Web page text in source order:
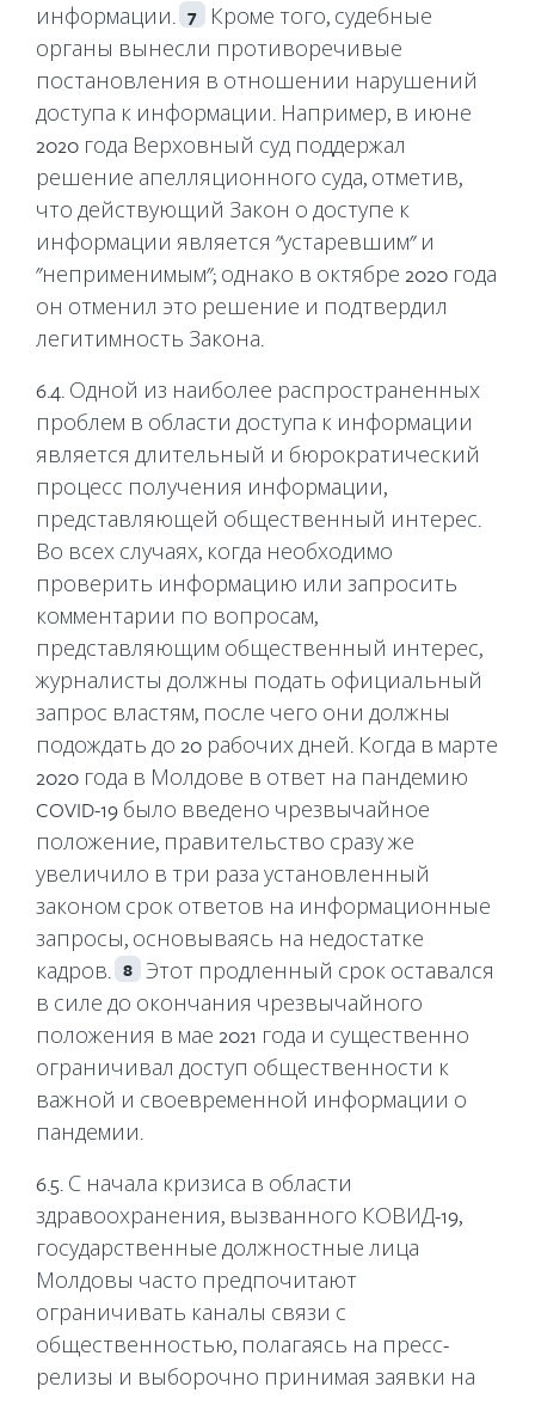
информации. 7
Кроме того, судебные
органы вынесли противоречивые
постановления в отношении нарушений
доступа к информации. Например, в июне
2020 года Верховный суд поддержал
решение апелляционного суда, отметив,
что действующий Закон о доступе к
информации является "устаревшим" и
"неприменимым"; однако в октябре 2020 года
он отменил это решение и подтвердил
легитимность Закона.
6.4. Одной из наиболее распространенных
проблем в области доступа к информации
является длительный и бюрократический
процесс получения информации,
представляющей общественный интерес.
Во всех случаях, когда необходимо
проверить информацию или запросить
комментарии по вопросам,
представляющим общественный интерес,
журналисты должны подать официальный
запрос властям, после чего они должны
подождать до 20 рабочих дней. Когда в марте
2020 года в Молдове в ответ на пандемию
COVID-19 было введено чрезвычайное
положение, правительство сразу же
увеличило в три раза установленный
законом срок ответов на информационные
запросы, основываясь на недостатке
кадров. 8 Этот продленный срок оставался
в силе до окончания чрезвычайного
положения в мае 2021 года и существенно
ограничивал доступ общественности к
важной и своевременной информации о
пандемии.
6.5. С начала кризиса в области
здравоохранения, вызванного КОВИД-19,
государственные должностные лица
Молдовы часто предпочитают
ограничивать каналы связи с
общественностью, полагаясь на пресс-
релизы и выборочно принимая заявки на